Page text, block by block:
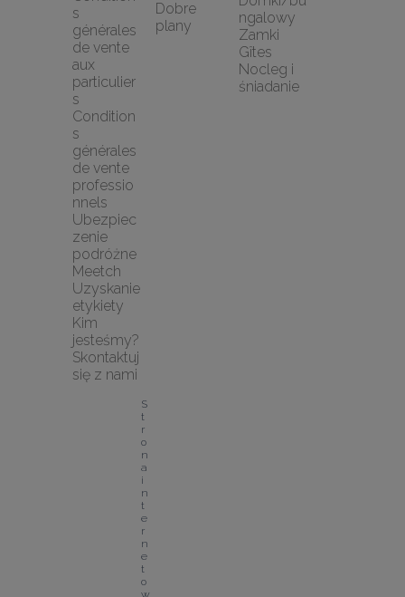
s
générales
de vente
aux
particulier
s
Condition
s
générales
de vente
professio
nnels
Ubezpiec
zenie
podróżne
Meetch
Uzyskanie
etykiety
Kim
jesteśmy?
Skontaktuj
się z nami
Dobre
plany
ngalowy
Zamki
Gîtes
Nocleg i
śniadanie
S
t
r
o
n
a
i
n
t
e
r
n
e
t
o
w